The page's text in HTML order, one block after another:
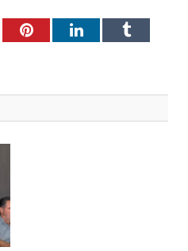
PinterestLinkedInTumblr